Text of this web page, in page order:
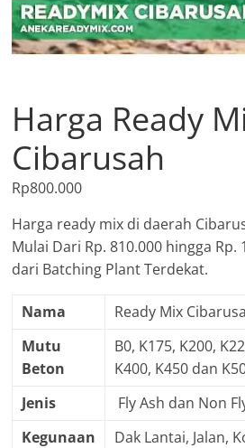
Harga Ready
Cibarusah
Rp800.000
Harga ready mix di daerah
Mulai Dari Rp. 810.000 hingga Rp.
dari Batching Plant Terdekat.
Nama
Ready Mix
Mutu
Beton
B0, K175, K200,
K400, K450 dan
Jenis
Fly Ash dan Non
Kegunaan
Dak Lantai, Jalan,